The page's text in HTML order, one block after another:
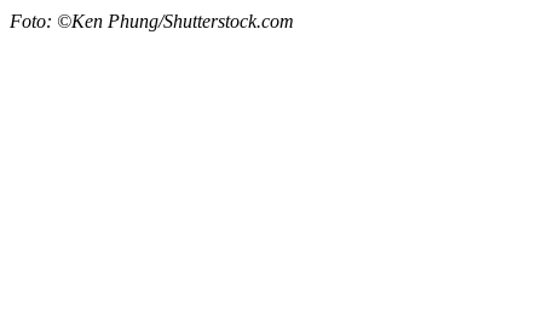
Foto: ©Ken Phung/Shutterstock.com